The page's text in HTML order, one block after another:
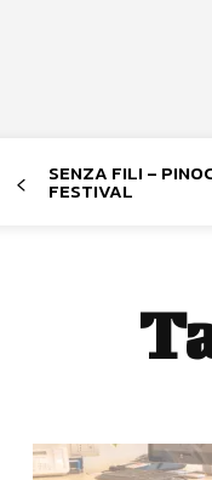
SENZA FILI –
FESTIVAL